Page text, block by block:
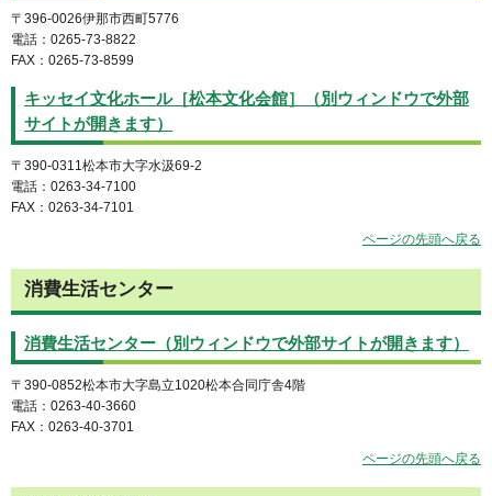
〒396-0026伊那市西町5776
電話：0265-73-8822
FAX：0265-73-8599
キッセイ文化ホール［松本文化会館］（別ウィンドウで外部
サイトが開きます）
〒390-0311松本市大字水汲69-2
電話：0263-34-7100
FAX：0263-34-7101
ページの先頭へ戻る
消費生活センター
消費生活センター（別ウィンドウで外部サイトが開きます）
〒390-0852松本市大字島立1020松本合同庁舎4階
電話：0263-40-3660
FAX：0263-40-3701
ページの先頭へ戻る